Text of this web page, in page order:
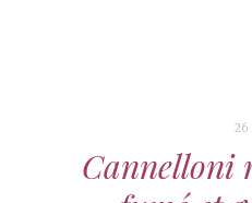
26
Cannelloni